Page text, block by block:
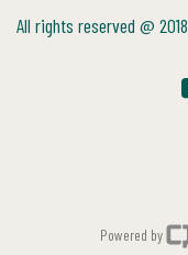
All rights reserved @ 2018
Powered by